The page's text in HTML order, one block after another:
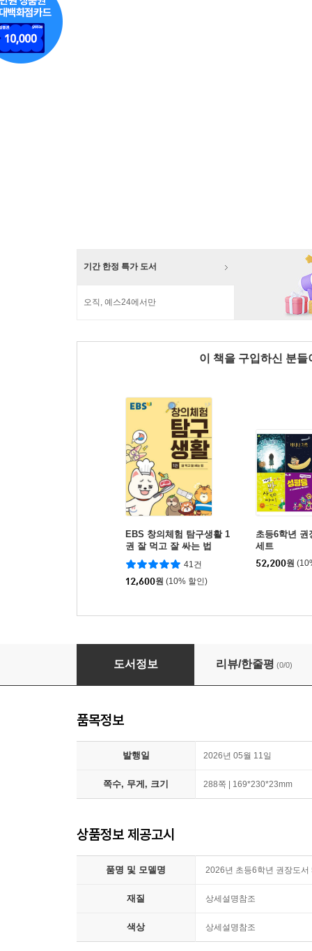
기간 한정 특가 도서
오직, 예스24에서만
이 책을 구입하신 분
EBS 창의체험 탐구생활 1
권 잘 먹고 잘 싸는 법
41건
12,600원 (10% 할인)
초등6학년 권
세트
52,200원
2026년 초등6학년 권장도서 5권세트(청소년출
도서정보 리뷰/한줄평 (0/0)
품목정보
발행일 2026년 05월 11일
쪽수, 무게, 크기 288쪽 | 169*230*23mm
상품정보 제공고시
품명 및 모델명 2026년 초등6학년 권장도
재질 상세설명참조
색상 상세설명참조